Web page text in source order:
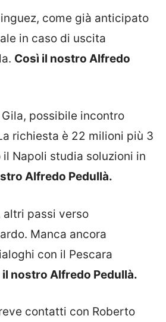
, come già anticipato
in caso di uscita
Così il nostro Alfredo
Gila, possibile incontro
richiesta è 22 milioni più 3
il Napoli studia soluzioni in
Alfredo Pedullà.
altri passi verso
Manca ancora
con il Pescara
il nostro Alfredo Pedullà.
contatti con Roberto